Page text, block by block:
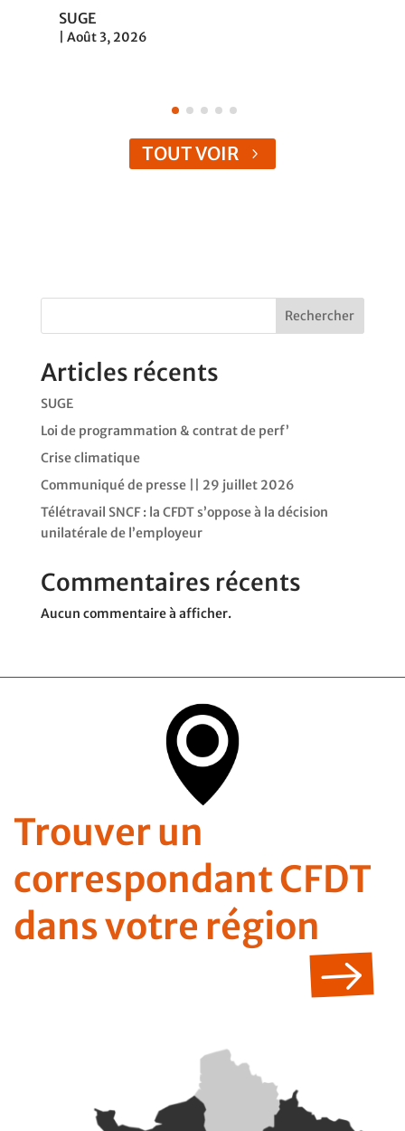
SUGE
Août 3, 2026
TOUT VOIR
Rechercher
Articles récents
SUGE
Loi de programmation & contrat de perf’
Crise climatique
Communiqué de presse || 29 juillet 2026
Télétravail SNCF : la CFDT s’oppose à la décision
unilatérale de l’employeur
Commentaires récents
Aucun commentaire à afficher.
Trouver un
correspondant CFDT
dans votre région